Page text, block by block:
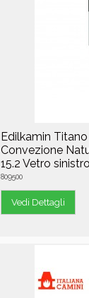
Edilkamin
Convezione
15.2 Vetro sinistro
809500
Vedi Dettagli